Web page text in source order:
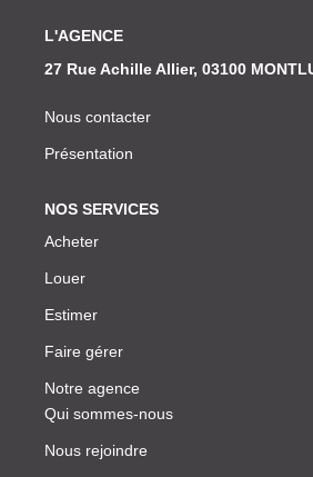
L'AGENCE
27 Rue Achille Allier, 03100
Nous contacter
Présentation
NOS SERVICES
Acheter
Louer
Estimer
Faire gérer
Notre agence
Qui sommes-nous
Nous rejoindre